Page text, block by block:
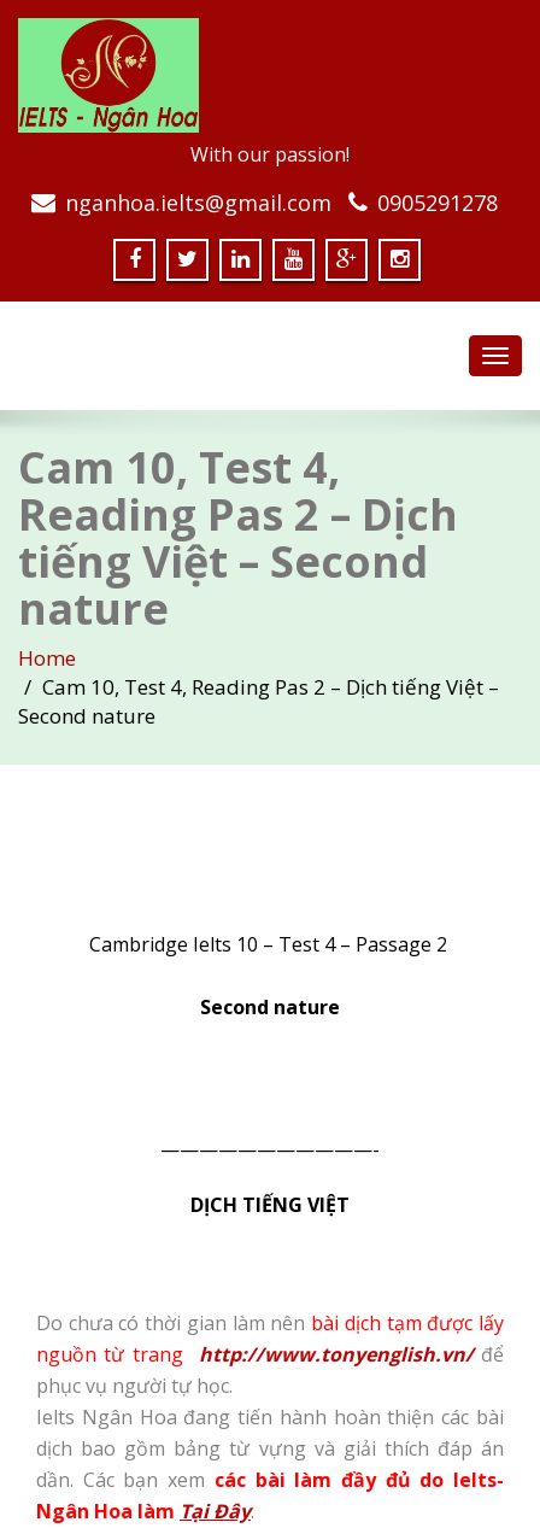
With our passion!
nganhoa.ielts@gmail.com 0905291278
Cam 10, Test 4,
Reading Pas 2 – Dịch
tiếng Việt – Second
nature
Home
Cam 10, Test 4, Reading Pas 2 – Dịch tiếng Việt –
Second nature
Cambridge Ielts 10 – Test 4 – Passage 2
Second nature
———————————-
DỊCH TIẾNG VIỆT
Do chưa có thời gian làm nên bài dịch tạm được lấy
nguồn từ trang
http://www.tonyenglish.vn/để
phục vụ người tự học.
Ielts Ngân Hoa đang tiến hành hoàn thiện các bài
dịch bao gồm bảng từ vựng và giải thích đáp án
dần. Các bạn xem các bài làm đầy đủ do Ielts-
Ngân Hoa làm Tại Đây.